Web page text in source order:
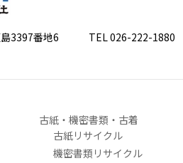
3397番地6 TEL 026-222-1880
古紙・機密書類・古着
古紙リサイクル
機密書類リサイクル